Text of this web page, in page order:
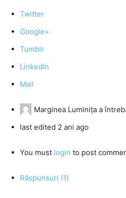
Twitter
Google+
Tumblr
LinkedIn
Mail
Marginea Luminița a
last edited 2 ani ago
You must login to post
Răspunsuri (1)